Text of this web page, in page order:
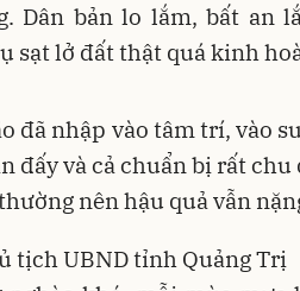
Dân bản lo lắm, bất an
sạt lở đất thật quá kinh
đã nhập vào tâm trí, vào
đấy và cả chuẩn bị rất chu
nên hậu quả vẫn
tịch UBND tỉnh Quảng Trị